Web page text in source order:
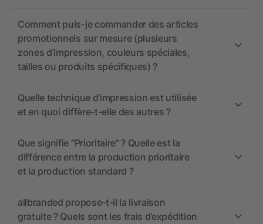
Comment puis-je commander des articles
promotionnels sur mesure (plusieurs
zones d’impression, couleurs spéciales,
tailles ou produits spécifiques) ?
Quelle technique d’impression est utilisée
et en quoi diffère-t-elle des autres ?
Que signifie “Prioritaire” ? Quelle est la
différence entre la production prioritaire
et la production standard ?
allbranded propose-t-il la livraison
gratuite ? Quels sont les frais d’expédition